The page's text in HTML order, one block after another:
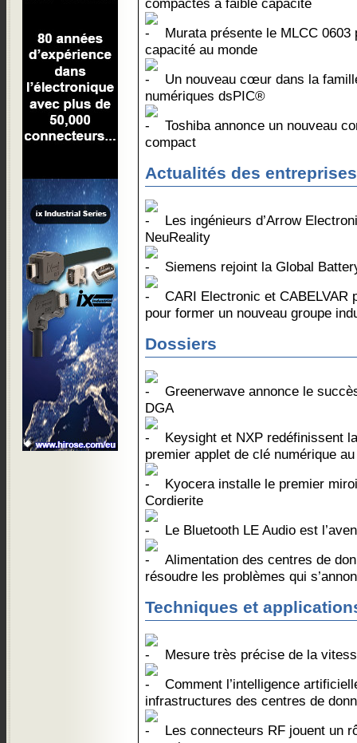
compactes à faible capacité
Murata présente le MLCC
capacité au monde
Un nouveau cœur dans la
numériques dsPIC®
Toshiba annonce un nouveau
compact
Actualités des entreprises
Les ingénieurs d’Arrow
NeuReality
Siemens rejoint la Global
CARI Electronic et CABELVAR
pour former un nouveau groupe
Dossiers
Greenerwave annonce le
DGA
Keysight et NXP redéfinissent
premier applet de clé numérique
Kyocera installe le premier
Cordierite
Le Bluetooth LE Audio est
Alimentation des centres de
résoudre les problèmes qui
Techniques et
Mesure très précise de la
Comment l’intelligence
infrastructures des centres de
Les connecteurs RF jouent un